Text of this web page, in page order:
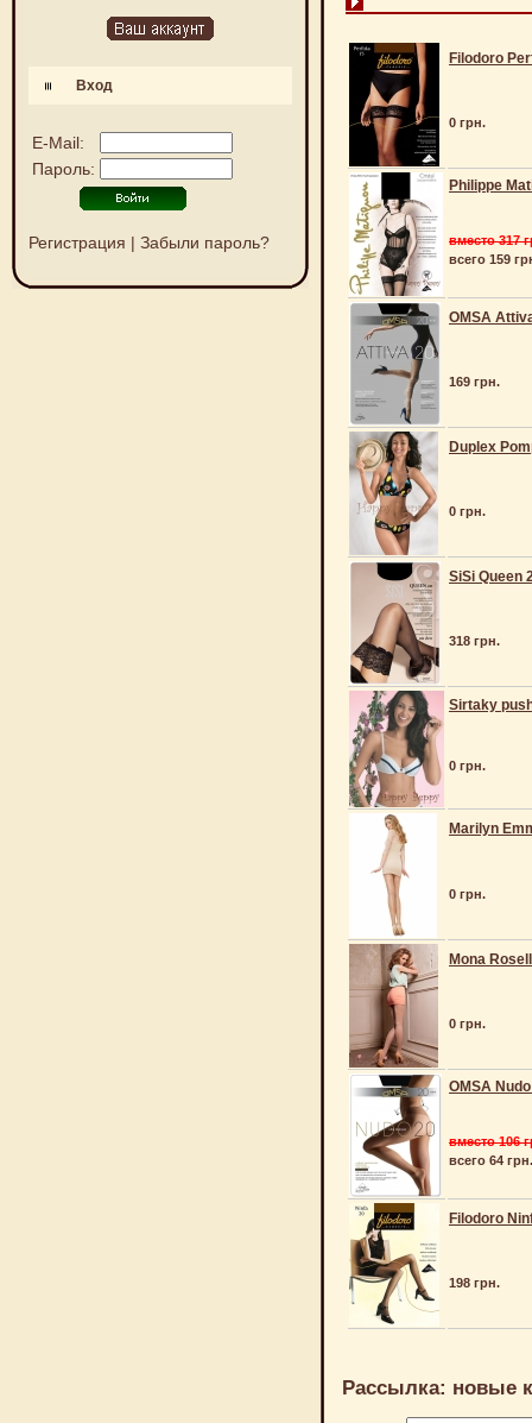
Вход
E-Mail:
Пароль:
Регистрация | Забыли пароль?
Filodoro
0 грн.
Philippe
вместо 317
всего 159
OMSA
169 грн.
Duplex
0 грн.
SiSi Queen
318 грн.
Sirtaky
0 грн.
Marilyn
0 грн.
Mona
0 грн.
OMSA
вместо 106
всего 64 грн.
Filodoro
198 грн.
Рассылка: новые